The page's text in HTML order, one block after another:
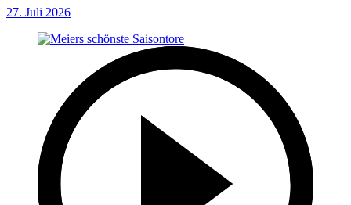
27. Juli 2026